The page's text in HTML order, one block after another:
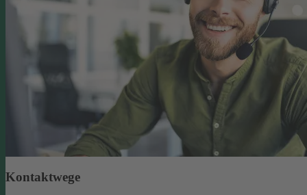
Kontaktwege